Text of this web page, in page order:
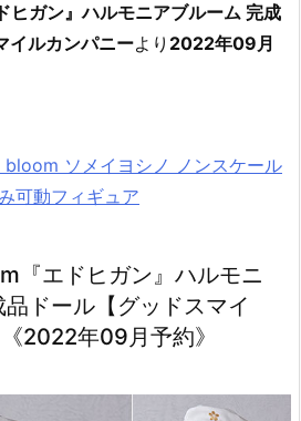
ガン』ハルモニアブルーム 完成
イルカンパニーより 2022年09月
bloom ソメイヨシノ ノンスケール
可動フィギュア
『エドヒガン』ハルモニ
ドール【グッドスマイ
2022年09月予約》